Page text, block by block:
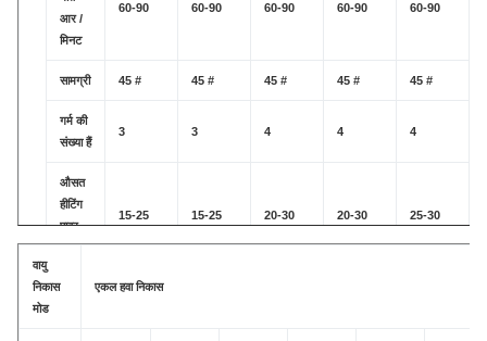
आर /
मिनट
60-90 60-90 60-90 60-90 60-90
सामग्री 45 # 45 # 45 # 45 # 45 #
गर्म की
संख्या हैं
3 3 4 4 4
औसत
हीटिंग
पावर
केडब्ल्यू
15-25 15-25 20-30 20-30 25-30
इंजन
वायु
निकास
मोड
एकल हवा निकास